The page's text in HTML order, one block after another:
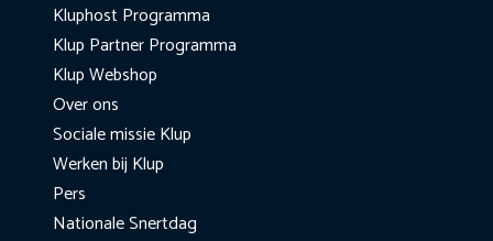
Kluphost Programma
Klup Partner Programma
Klup Webshop
Over ons
Sociale missie Klup
Werken bij Klup
Pers
Nationale Snertdag